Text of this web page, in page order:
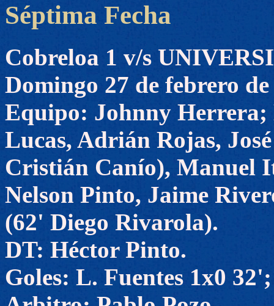
Séptima Fecha
Cobreloa 1 v/s
Domingo 27 de febrero de
Equipo: Johnny Herrera;
Lucas, Adrián Rojas,
Cristián Canío), Manuel
Nelson Pinto, Jaime
(62' Diego Rivarola).
DT: Héctor Pinto.
Goles: L. Fuentes 1x0